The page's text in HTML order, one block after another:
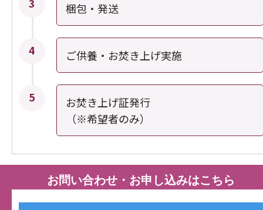
梱包・発送
ご供養・お焚き上げ実施
お焚き上げ証発行
（※希望者のみ）
お問い合わせ・お申し込みはこちら